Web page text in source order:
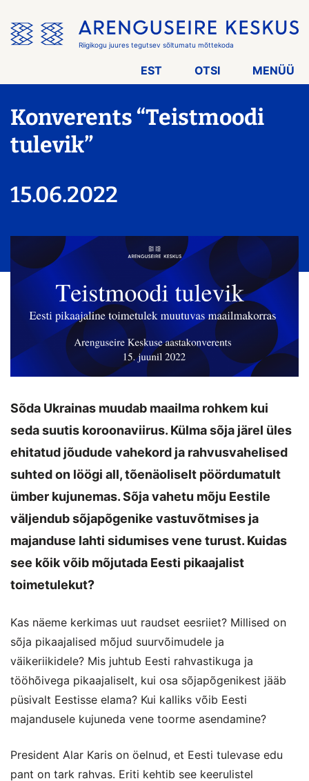
menüü
vahele
Riigikogu juures tegutsev sõltumatu mõttekoda
EST OTSI MENÜÜ
Konverents “Teistmoodi
tulevik”
15.06.2022
Sõda Ukrainas muudab maailma rohkem kui
seda suutis koroonaviirus. Külma sõja järel üles
ehitatud jõudude vahekord ja rahvusvahelised
suhted on löögi all, tõenäoliselt pöördumatult
ümber kujunemas. Sõja vahetu mõju Eestile
väljendub sõjapõgenike vastuvõtmises ja
majanduse lahti sidumises vene turust. Kuidas
see kõik võib mõjutada Eesti pikaajalist
toimetulekut?
Kas näeme kerkimas uut raudset eesriiet? Millised on
sõja pikaajalised mõjud suurvõimudele ja
väikeriikidele? Mis juhtub Eesti rahvastikuga ja
tööhõivega pikaajaliselt, kui osa sõjapõgenikest jääb
püsivalt Eestisse elama? Kui kalliks võib Eesti
majandusele kujuneda vene toorme asendamine?
President Alar Karis on öelnud, et Eesti tulevase edu
pant on tark rahvas. Eriti kehtib see keerulistel